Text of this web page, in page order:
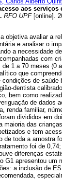
aos serviços
. RFO UPF[online].
objetiva avaliar a
e analisar o
a necessidade
com
de 1 a 70 meses (0
que
de
dentista
bem como
de dados
renda familiar,
divididos em
maioria das
e tem
de toda a amostra
foi de
diferenças
G1 apresentou um
a inclusão de